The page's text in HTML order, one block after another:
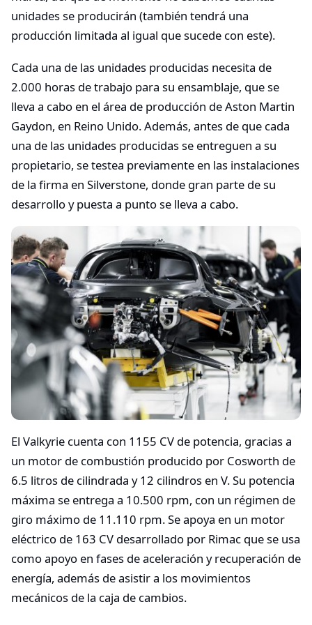
unidades se producirán (también tendrá una
producción limitada al igual que sucede con este).
Cada una de las unidades producidas necesita de
2.000 horas de trabajo para su ensamblaje, que se
lleva a cabo en el área de producción de Aston Martin
Gaydon, en Reino Unido. Además, antes de que cada
una de las unidades producidas se entreguen a su
propietario, se testea previamente en las instalaciones
de la firma en Silverstone, donde gran parte de su
desarrollo y puesta a punto se lleva a cabo.
El Valkyrie cuenta con 1155 CV de potencia, gracias a
un motor de combustión producido por Cosworth de
6.5 litros de cilindrada y 12 cilindros en V. Su potencia
máxima se entrega a 10.500 rpm, con un régimen de
giro máximo de 11.110 rpm. Se apoya en un motor
eléctrico de 163 CV desarrollado por Rimac que se usa
como apoyo en fases de aceleración y recuperación de
energía, además de asistir a los movimientos
mecánicos de la caja de cambios.